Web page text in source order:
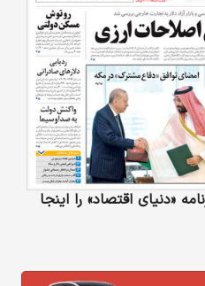
«دنیای‌ اقتصاد» را اینجا